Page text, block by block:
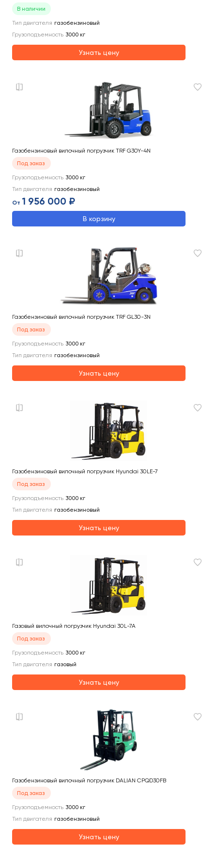
В наличии
Тип двигателя газобензиновый
Грузоподъемность 3000 кг
Узнать цену
Газобензиновый вилочный погрузчик TRF G30Y-4N
Под заказ
Грузоподъемность 3000 кг
Тип двигателя газобензиновый
От 1 956 000 ₽
В корзину
Газобензиновый вилочный погрузчик TRF GL30-3N
Под заказ
Грузоподъемность 3000 кг
Тип двигателя газобензиновый
Узнать цену
Газобензиновый вилочный погрузчик Hyundai 30LE-7
Под заказ
Грузоподъемность 3000 кг
Тип двигателя газобензиновый
Узнать цену
Газовый вилочный погрузчик Hyundai 30L-7A
Под заказ
Грузоподъемность 3000 кг
Тип двигателя газовый
Узнать цену
Газобензиновый вилочный погрузчик DALIAN CPQD30FB
Под заказ
Грузоподъемность 3000 кг
Тип двигателя газобензиновый
Узнать цену